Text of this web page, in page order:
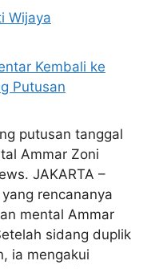
Wijaya
putusan tanggal
Ammar Zoni
JAKARTA –
rencananya
mental Ammar
sidang duplik
ia mengakui